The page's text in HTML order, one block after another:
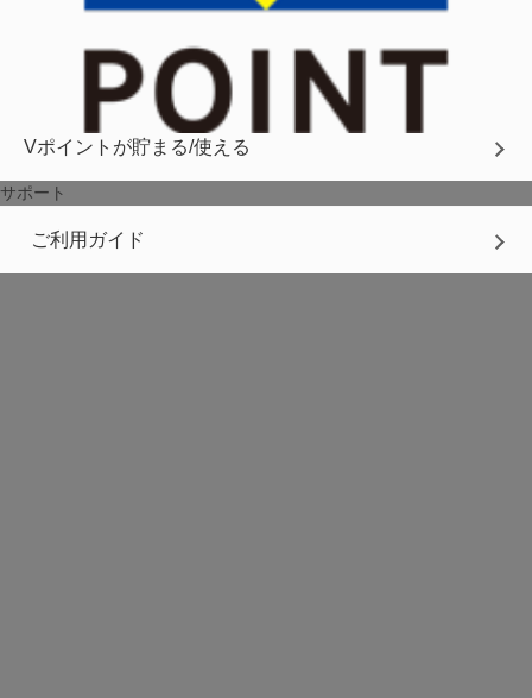
Vポイントが貯まる/使える
サポート
ご利用ガイド